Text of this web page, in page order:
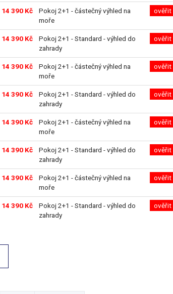
14 390 Kč
Pokoj 2+1 - částečný výhled na
moře
ověřit
14 390 Kč
Pokoj 2+1 - Standard - výhled do
zahrady
ověřit
14 390 Kč
Pokoj 2+1 - částečný výhled na
moře
ověřit
14 390 Kč
Pokoj 2+1 - Standard - výhled do
zahrady
ověřit
14 390 Kč
Pokoj 2+1 - částečný výhled na
moře
ověřit
14 390 Kč
Pokoj 2+1 - Standard - výhled do
zahrady
ověřit
14 390 Kč
Pokoj 2+1 - částečný výhled na
moře
ověřit
14 390 Kč
Pokoj 2+1 - Standard - výhled do
zahrady
ověřit